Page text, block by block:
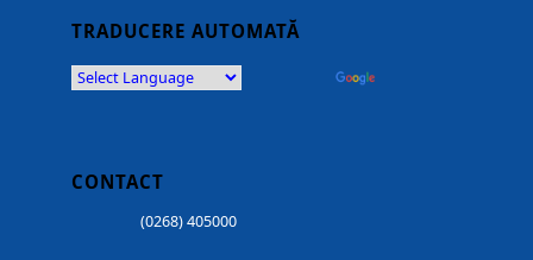
TRADUCERE AUTOMATĂ
CONTACT
(0268) 405000